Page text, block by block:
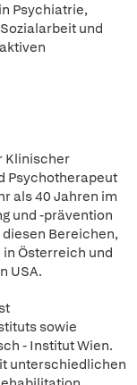
Psychiatrie,
und
Klinischer
Psychotherapeut
als 40 Jahren im
und -prävention
Bereichen,
Österreich und
USA.
sowie
- Institut Wien.
unterschiedlichen